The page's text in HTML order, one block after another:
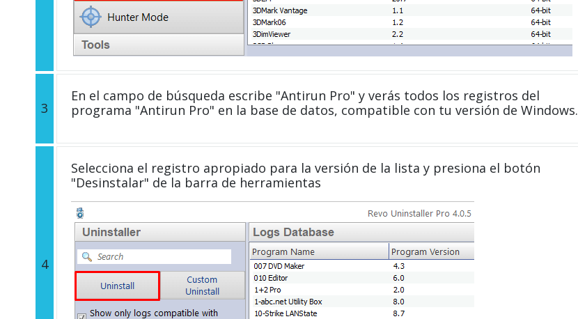
3
En el campo de búsqueda escribe "Antirun Pro" y verás todos los registros del
programa "Antirun Pro" en la base de datos, compatible con tu versión de Windows.
4
Selecciona el registro apropiado para la versión de la lista y presiona el botón
"Desinstalar" de la barra de herramientas